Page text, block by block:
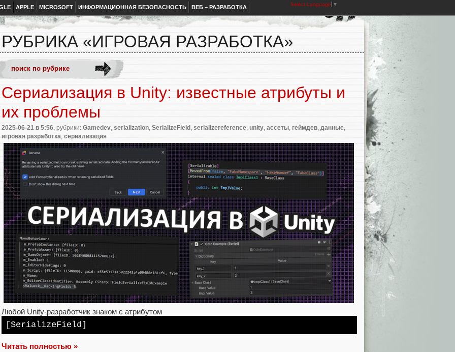
APPLE MICROSOFT ИНФОРМАЦИОННАЯ БЕЗОПАСНОСТЬ ВЕБ – РАЗРАБОТКА Select Language ▼
РУБРИКА «ИГРОВАЯ РАЗРАБОТКА»
Сериализация в Unity: известные атрибуты и
их проблемы
2025-06-21 в 5:56 , рубрики: Gamedev serialization SerializeField serializereference unity ассеты геймдев данные
игровая разработка сериализация
Любой Unity-разработчик знаком с атрибутом
[SerializeField]
Читать полностью »